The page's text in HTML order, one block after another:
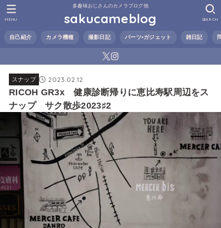
多趣味おじさんのカメラブログ他
sakucameblog
自己紹介 カメラ機種 撮影日記 パーツ•ガジェット 雑日記
SEARCH
MENU
スナップ 2023.02.12
RICOH GR3x 健康診断帰りに恵比寿駅周辺をス
ナップ サク散歩2023♯2